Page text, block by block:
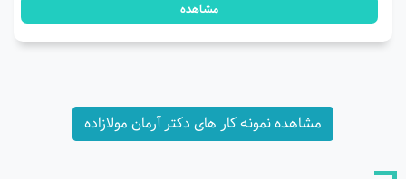
مشاهده
مشاهده نمونه کار های دکتر آرمان مولازاده